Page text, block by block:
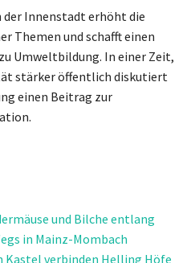
der Innenstadt erhöht die
Themen und schafft einen
Umweltbildung. In einer Zeit,
stärker öffentlich diskutiert
einen Beitrag zur
und Bilche entlang
in Mainz-Mombach
Kastel verbinden Helling Höfe